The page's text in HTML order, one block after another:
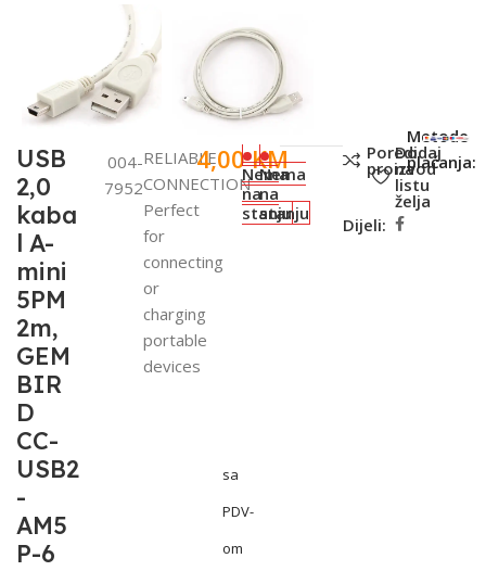
USB
2,0
kaba
l A-
mini
5PM
2m,
GEM
BIR
D
CC-
USB2
-
AM5
P-6
004-
7952
RELIABLE
CONNECTION
Perfect
for
connecting
or
charging
portable
devices
4,00KM
sa
PDV-
om
Nema
na
stanju
Nema
na
stanju
Poredi
proizvod
Dodaj
na
listu
želja
Dijeli:
Metode
plaćanja: